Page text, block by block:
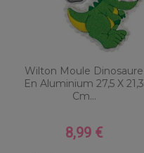
Wilton Moule Dinosaure
En Aluminium 27,5 X 21,3
Cm...
Prix
8,99 €